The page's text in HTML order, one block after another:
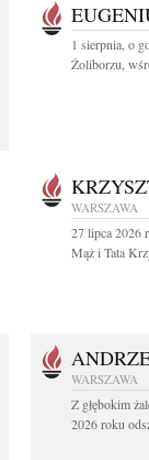
1 sierpnia, o
Żoliborzu,
WARSZAWA
27 lipca 2026
Mąż i Tata
WARSZAWA
Z głębokim
2026 roku